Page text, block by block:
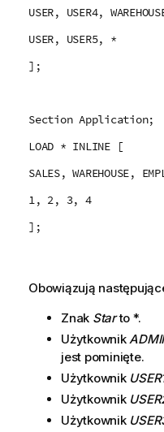
USER, USER4,
USER, USER5, *
];
Section Application;
LOAD * INLINE [
SALES, WAREHOUSE,
1, 2, 3, 4
];
Obowiązują
Znak Starto *.
Użytkownik
jest pominięte.
Użytkownik
Użytkownik
Użytkownik